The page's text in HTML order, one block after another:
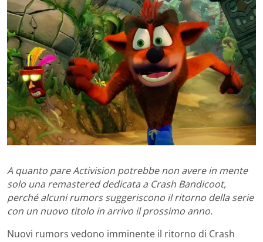
A quanto pare Activision potrebbe non avere in mente
solo una remastered dedicata a Crash Bandicoot,
perché alcuni rumors suggeriscono il ritorno della serie
con un nuovo titolo in arrivo il prossimo anno.
Nuovi rumors vedono imminente il ritorno di Crash